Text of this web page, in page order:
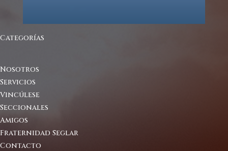
Categorías
Nosotros
Servicios
Vincúlese
Seccionales
Amigos
Fraternidad Seglar
Contacto